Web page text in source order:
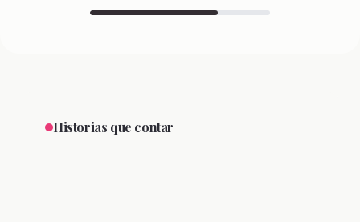
Historias que contar